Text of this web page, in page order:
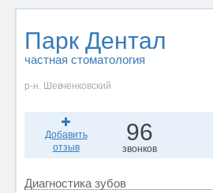
Парк Дентал
частная стоматология
р-н. Шевченковский
Добавить
отзыв
96
звонков
Диагностика зубов